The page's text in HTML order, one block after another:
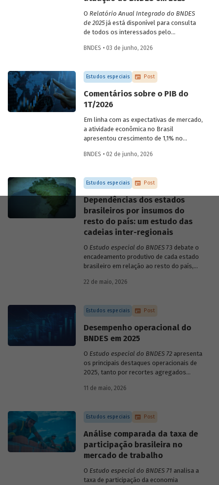
O Relatório Anual Integrado do BNDES
de 2025já está disponível para consulta
de todos os interessados pelo
sua prestação de contas. O documento
principais resultados, os impactos de sua
atuação no ano, e mostra como o BNDES
permanece crescendo de forma
consistente e sólida, mesmo diante de
cenários desafiadores.
BNDES • 03 de junho, 2026
Estudos especiais Post
Comentários sobre o PIB do
1T/2026
Em linha com as expectativas de mercado,
a atividade econômica no Brasil
apresentou crescimento de 1,1% no
imediatamente anterior, na série ajustada
detalhada e uma previsão para os
próximos meses no Estudo especial do
BNDES 74.
BNDES • 02 de junho, 2026
Estudos especiais Post
Dependências dos estados
brasileiros por insumos do
resto do país: um estudo das
cadeias inter-regionais
O Estudo especial do BNDES73 debate o
encadeamento produtivo de cada estado
brasileiro em relação ao resto do país,
quanto o estímulo a um estado ou setor
metodologia de construção de matrizes
22 de maio, 2026
Estudos especiais Post
Desempenho operacional do
BNDES em 2025
O Estudo especial do BNDES 72 apresenta
os principais destaques operacionais de
2025, tanto por recortes agregados
específicas do Banco.
11 de maio, 2026
Estudos especiais Post
Análise comparada da taxa de
participação brasileira no
mercado de trabalho
O Estudo especial do BNDES 71 analisa a
taxa de participação da economia